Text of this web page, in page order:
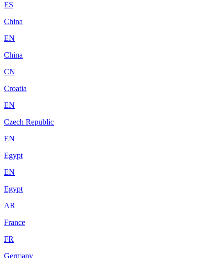
ES
China
EN
China
CN
Croatia
EN
Czech Republic
EN
Egypt
EN
Egypt
AR
France
FR
Germany